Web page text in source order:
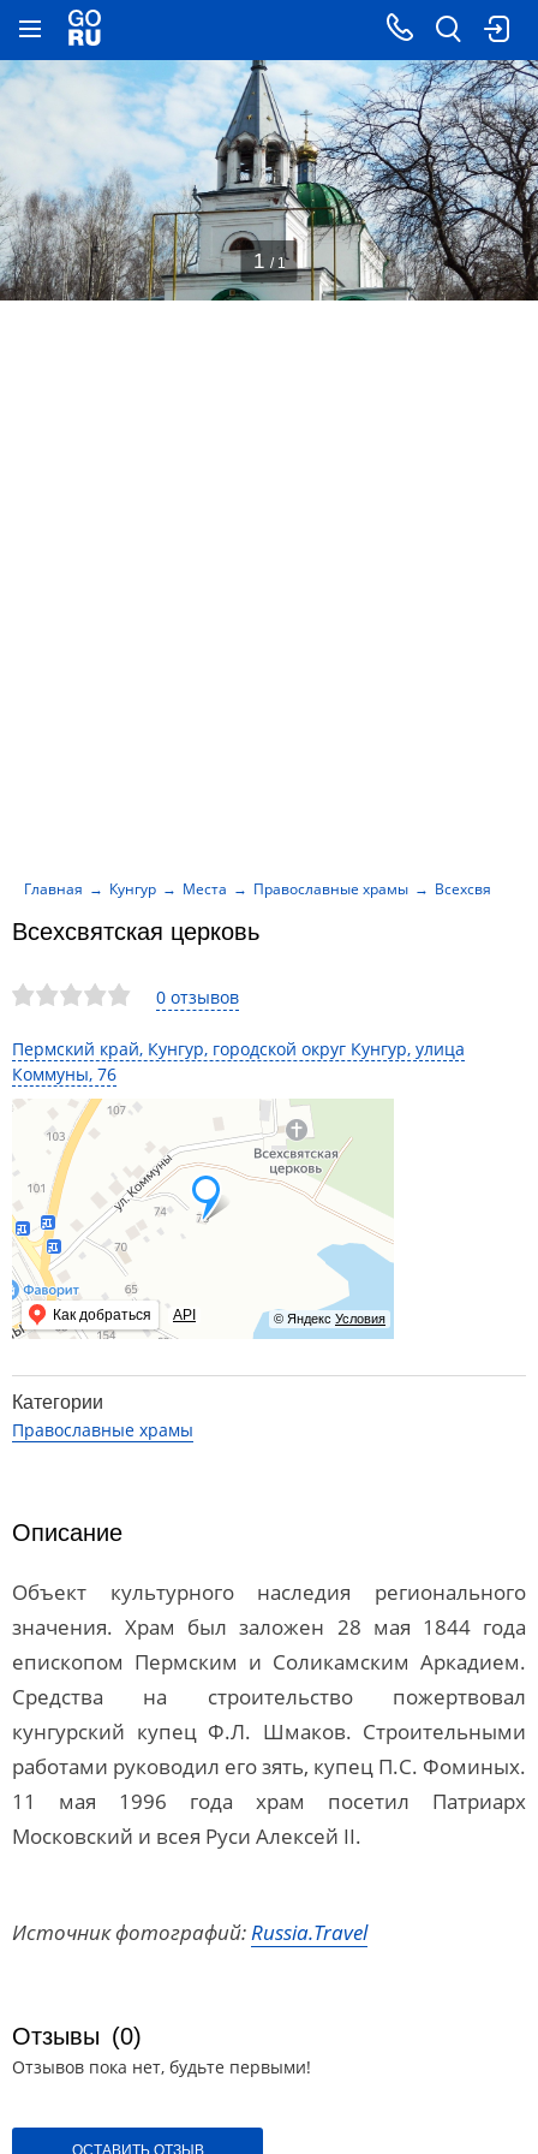
0 отзывов
Пермский край, Кунгур, городской округ Кунгур, улица
Коммуны, 76
© Яндекс Условия
Как добраться API
Всехсвятская церковь
Главная Кунгур Места Православные храмы Всехсвятская
1 / 1
Категории
Православные храмы
Описание
Объект культурного наследия регионального
значения. Храм был заложен 28 мая 1844 года
епископом Пермским и Соликамским Аркадием.
Средства на строительство пожертвовал
кунгурский купец Ф.Л. Шмаков. Строительными
работами руководил его зять, купец П.С. Фоминых.
11 мая 1996 года храм посетил Патриарх
Московский и всея Руси Алексей II.
Источник фотографий:Russia.Travel
Отзывы (0)
Отзывов пока нет, будьте первыми!
ОСТАВИТЬ ОТЗЫВ